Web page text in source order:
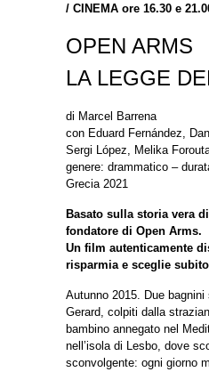
/ CINEMA ore 16.30 e
OPEN ARMS
LA LEGGE
di Marcel Barrena
con Eduard Fernández,
Sergi López, Melika
genere: drammatico –
Grecia 2021
Basato sulla storia vera
fondatore di Open Arms.
Un film autenticamente
risparmia e sceglie
Autunno 2015. Due
Gerard, colpiti dalla
bambino annegato nel
nell’isola di Lesbo, dove
sconvolgente: ogni giorno